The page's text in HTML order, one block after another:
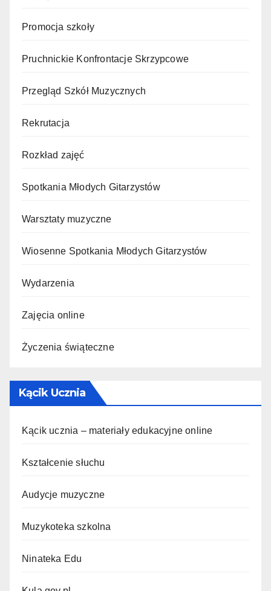
Promocja szkoły
Pruchnickie Konfrontacje Skrzypcowe
Przegląd Szkół Muzycznych
Rekrutacja
Rozkład zajęć
Spotkania Młodych Gitarzystów
Warsztaty muzyczne
Wiosenne Spotkania Młodych Gitarzystów
Wydarzenia
Zajęcia online
Życzenia świąteczne
Kącik Ucznia
Kącik ucznia – materiały edukacyjne online
Kształcenie słuchu
Audycje muzyczne
Muzykoteka szkolna
Ninateka Edu